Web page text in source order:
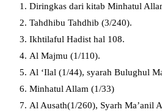
Diringkas dari kitab Minhatul
Tahdhibu Tahdhib (3/240).
Ikhtilaful Hadist hal 108.
Al Majmu (1/110).
Al ‘Ilal (1/44), syarah Bulughul
Minhatul Allam (1/33)
Al Ausath(1/260), Syarh Ma’anil